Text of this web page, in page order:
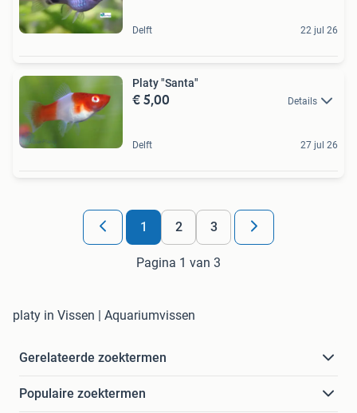
Delft 22 jul 26
Platy "Santa"
€ 5,00 Details
Delft 27 jul 26
1 2 3
Pagina 1 van 3
platy in Vissen | Aquariumvissen
Gerelateerde zoektermen
Populaire zoektermen